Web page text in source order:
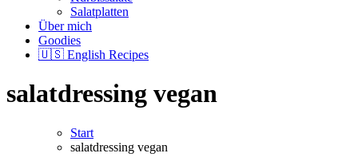
Salatplatten
Über mich
Goodies
🇺🇸 English Recipes
salatdressing vegan
Start
salatdressing vegan